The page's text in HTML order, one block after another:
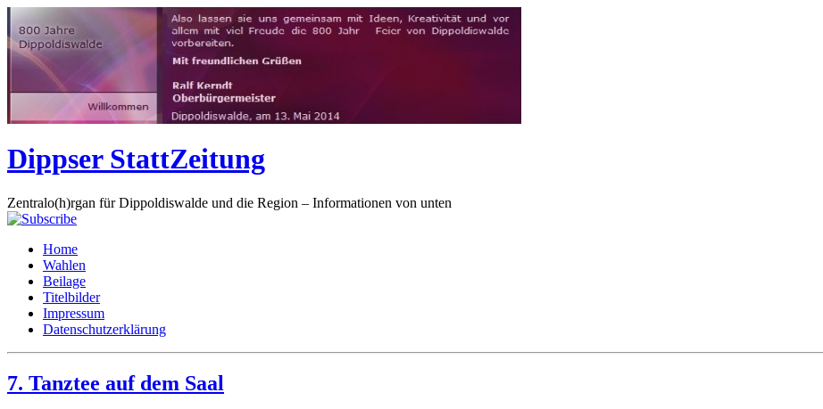
Dippser StattZeitung
Zentralo(h)rgan für Dippoldiswalde und die Region – Informationen von unten
Home
Wahlen
Beilage
Titelbilder
Impressum
Datenschutzerklärung
7. Tanztee auf dem Saal